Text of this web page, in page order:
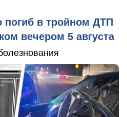
погиб в тройном ДТП
вечером 5 августа